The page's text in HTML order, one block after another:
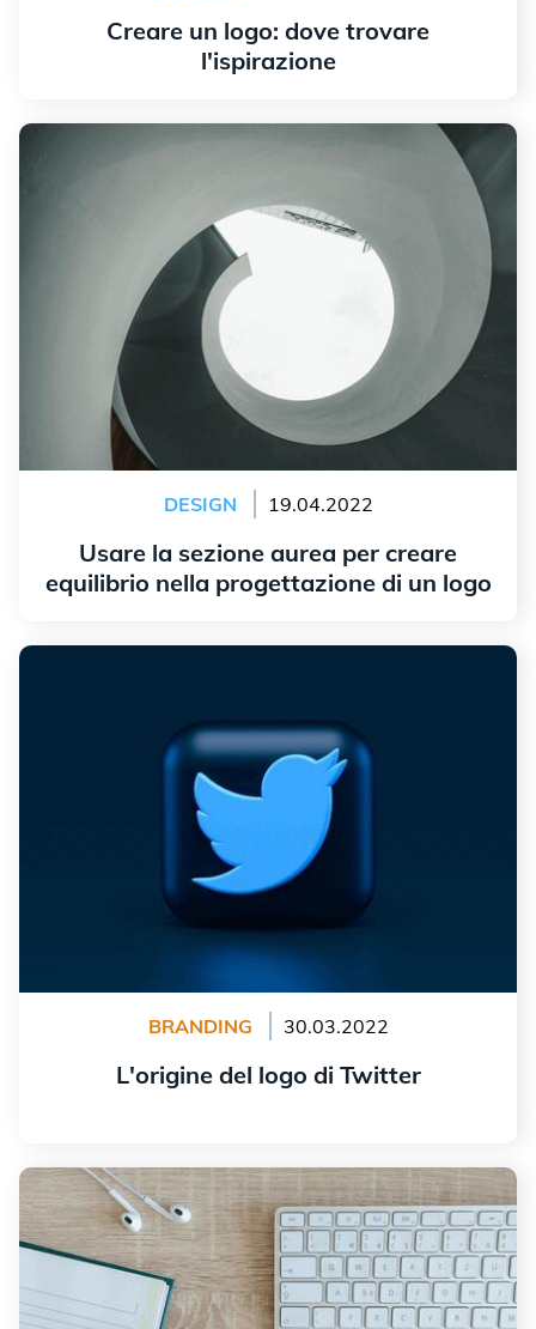
Creare un logo: dove trovare
l'ispirazione
DESIGN 19.04.2022
Usare la sezione aurea per creare
equilibrio nella progettazione di un logo
Usare la sezione aurea per creare equilibrio nella
BRANDING 30.03.2022
L'origine del logo di Twitter
Crea un logo per il tuo blog in pochi semplici passaggi